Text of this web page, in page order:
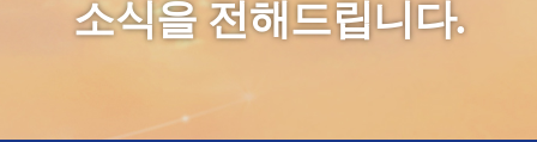
소식을 전해드립니다.